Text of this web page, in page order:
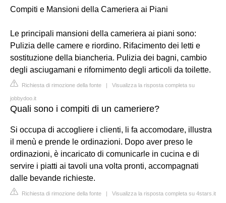
Compiti e Mansioni della Cameriera ai Piani
Le principali mansioni della cameriera ai piani sono:
Pulizia delle camere e riordino. Rifacimento dei letti e
sostituzione della biancheria. Pulizia dei bagni, cambio
degli asciugamani e rifornimento degli articoli da toilette.
Richiesta di rimozione della fonte | Visualizza la risposta completa su
jobbydoo.it
Quali sono i compiti di un cameriere?
Si occupa di accogliere i clienti, li fa accomodare, illustra
il menù e prende le ordinazioni. Dopo aver preso le
ordinazioni, è incaricato di comunicarle in cucina e di
servire i piatti ai tavoli una volta pronti, accompagnati
dalle bevande richieste.
Richiesta di rimozione della fonte | Visualizza la risposta completa su 4stars.it